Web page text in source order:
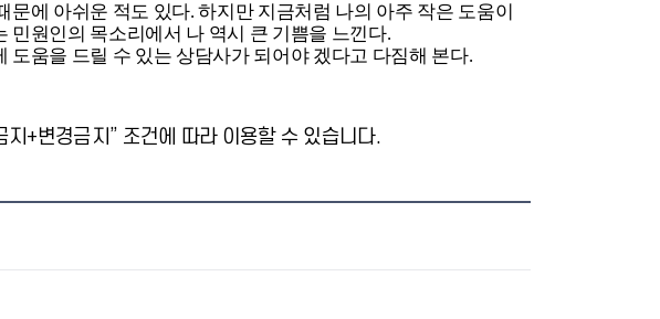
에 아쉬운 적도 있다. 하지만 지금처럼 나의 아주 작은 도움이
민원인의 목소리에서 나 역시 큰 기쁨을 느낀다.
움을 드릴 수 있는 상담사가 되어야 겠다고 다짐해 본다.
+변경금지” 조건에 따라 이용할 수 있습니다.